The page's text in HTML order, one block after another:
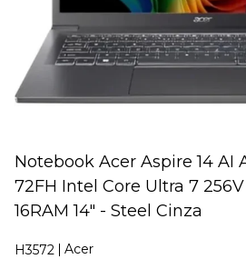
Notebook Acer Aspire 14 AI
72FH Intel Core Ultra 7 256V
16RAM 14" - Steel Cinza
H3572 Acer